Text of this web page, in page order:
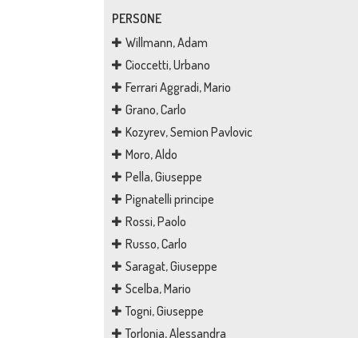
PERSONE
Willmann, Adam
Cioccetti, Urbano
Ferrari Aggradi, Mario
Grano, Carlo
Kozyrev, Semion Pavlovic
Moro, Aldo
Pella, Giuseppe
Pignatelli principe
Rossi, Paolo
Russo, Carlo
Saragat, Giuseppe
Scelba, Mario
Togni, Giuseppe
Torlonia, Alessandra